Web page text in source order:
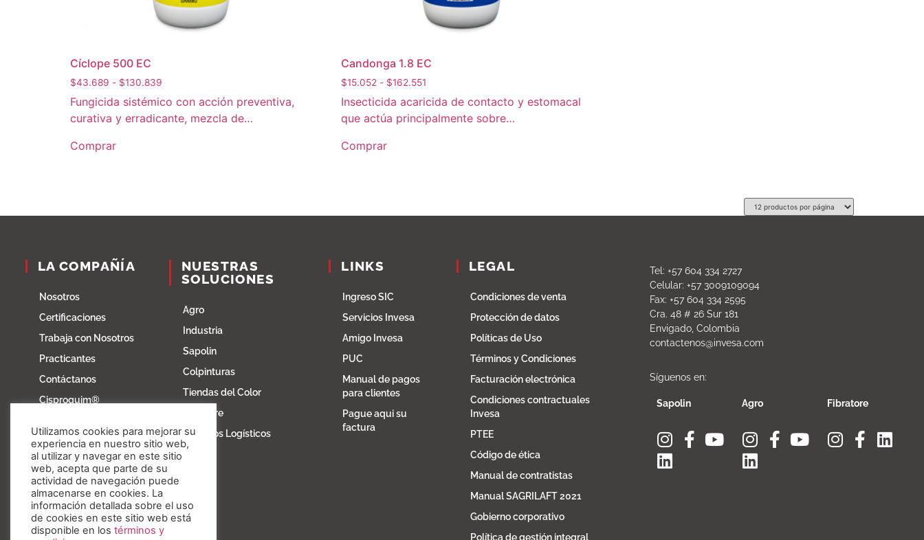
Cíclope 500 EC
$43.689 - $130.839
Fungicida sistémico con acción preventiva,
curativa y erradicante, mezcla de…
Comprar
Candonga 1.8 EC
$15.052 - $162.551
Insecticida acaricida de contacto y estomacal
que actúa principalmente sobre…
Comprar
LA COMPAÑÍA
Nosotros
Certificaciones
Trabaja con Nosotros
Practicantes
Contáctanos
Cisproquim®
Blog
Fundación Invesa
Nuestros valores
NUESTRAS
SOLUCIONES
Agro
Industria
Sapolin
Colpinturas
Tiendas del Color
Fibratore
Servicios Logísticos
LINKS
Ingreso SIC
Servicios Invesa
Amigo Invesa
PUC
Manual de pagos
para clientes
Pague aqui su
factura
LEGAL
Condiciones de venta
Protección de datos
Políticas de Uso
Términos y Condiciones
Facturación electrónica
Condiciones contractuales
Invesa
PTEE
Código de ética
Manual de contratistas
Manual SAGRILAFT 2021
Gobierno corporativo
Política de gestión integral
Tel: +57 604 334 2727
Celular: +57 3009109094
Fax: +57 604 334 2595
Cra. 48 # 26 Sur 181
Envigado, Colombia
contactenos@invesa.com
Síguenos en:
Sapolin Agro Fibratore
Utilizamos cookies para mejorar su
experiencia en nuestro sitio web,
al utilizar y navegar en este sitio
web, acepta que parte de su
actividad de navegación puede
almacenarse en cookies. La
información detallada sobre el uso
de cookies en este sitio web está
disponible en los términos y